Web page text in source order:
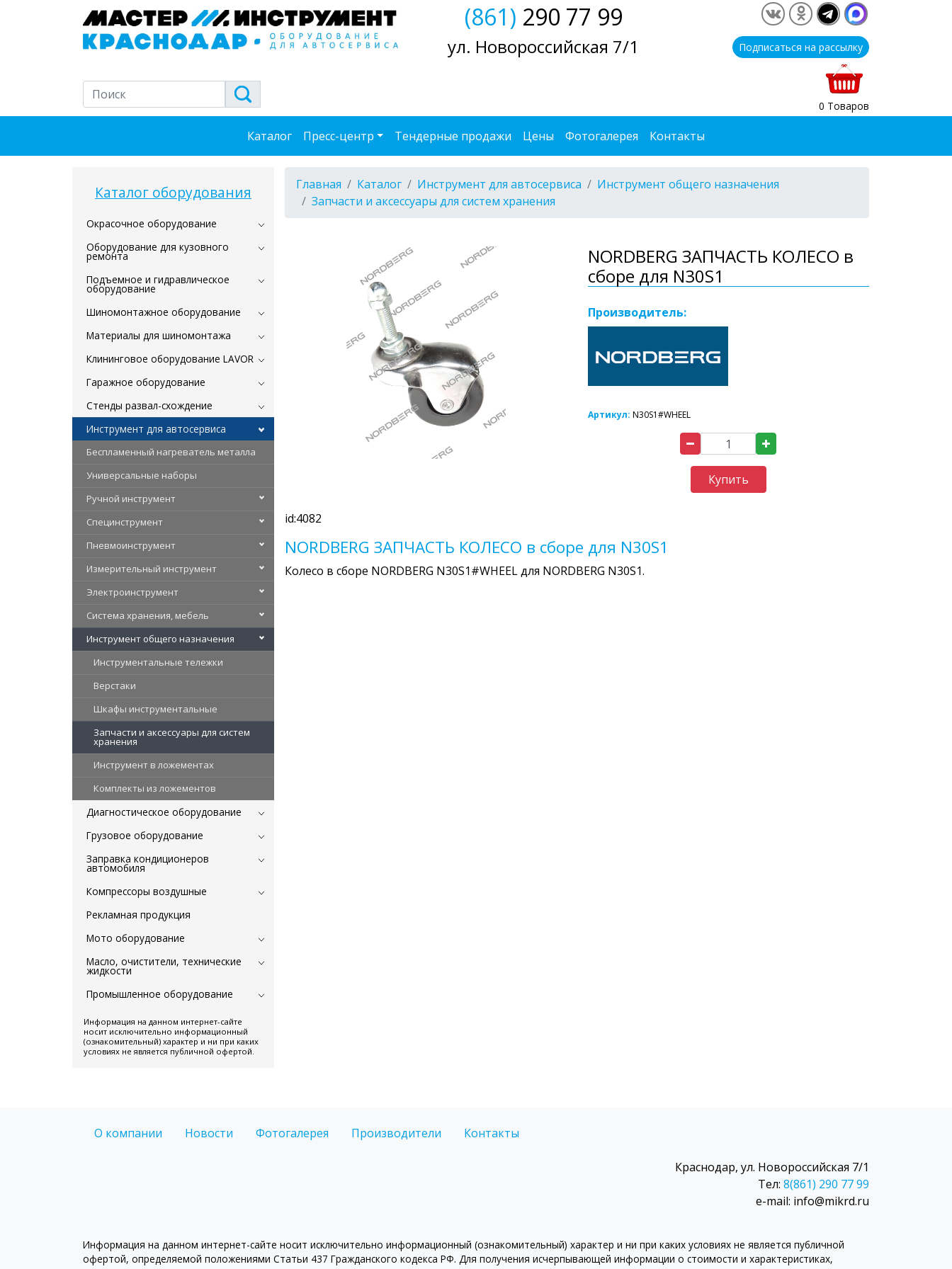
(861) 290 77 99
ул. Новороссийская 7/1 Подписаться на рассылку
0 Товаров
Каталог Пресс-центр Тендерные продажи Цены Фотогалерея Контакты
Каталог оборудования
Окрасочное оборудование
Оборудование для кузовного
ремонта
Подъемное и гидравлическое
оборудование
Шиномонтажное оборудование
Материалы для шиномонтажа
Клининговое оборудование LAVOR
Гаражное оборудование
Стенды развал-схождение
Инструмент для автосервиса
Беспламенный нагреватель металла
Универсальные наборы
Ручной инструмент
Специнструмент
Пневмоинструмент
Измерительный инструмент
Электроинструмент
Система хранения, мебель
Инструмент общего назначения
Инструментальные тележки
Верстаки
Шкафы инструментальные
Запчасти и аксессуары для систем
хранения
Инструмент в ложементах
Комплекты из ложементов
Диагностическое оборудование
Грузовое оборудование
Заправка кондиционеров
автомобиля
Компрессоры воздушные
Рекламная продукция
Мото оборудование
Масло, очистители, технические
жидкости
Промышленное оборудование
Информация на данном интернет-сайте
носит исключительно информационный
(ознакомительный) характер и ни при каких
условиях не является публичной офертой.
Главная Каталог Инструмент для автосервиса
Инструмент общего назначения
Запчасти и аксессуары для систем хранения
NORDBERG ЗАПЧАСТЬ КОЛЕСО в
сборе для N30S1
Производитель:
Артикул: N30S1#WHEEL
Купить
id:4082
NORDBERG ЗАПЧАСТЬ КОЛЕСО в сборе для N30S1
Колесо в сборе NORDBERG N30S1#WHEEL для NORDBERG N30S1.
О компании Новости Фотогалерея Производители Контакты
Краснодар, ул. Новороссийская 7/1
Тел: 8(861) 290 77 99
e-mail: info@mikrd.ru
Информация на данном интернет-сайте носит исключительно информационный (ознакомительный) характер и ни при каких условиях не является публичной
офертой, определяемой положениями Статьи 437 Гражданского кодекса РФ. Для получения исчерпывающей информации о стоимости и характеристиках,